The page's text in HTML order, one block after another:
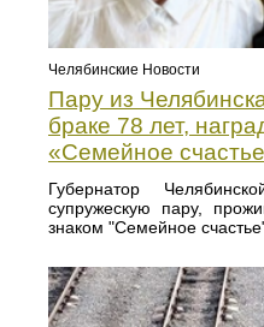
Челябинские Новости
Пару из
браке 78 лет,
«Семейное
Губернатор
супружескую пару,
знаком "Семейное